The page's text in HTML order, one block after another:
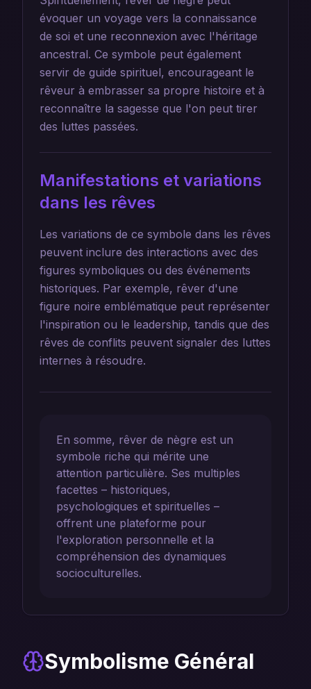
évoquer un voyage vers la connaissance
de soi et une reconnexion avec l'héritage
ancestral. Ce symbole peut également
servir de guide spirituel, encourageant le
rêveur à embrasser sa propre histoire et à
reconnaître la sagesse que l'on peut tirer
des luttes passées.
Manifestations et variations
dans les rêves
Les variations de ce symbole dans les rêves
peuvent inclure des interactions avec des
figures symboliques ou des événements
historiques. Par exemple, rêver d'une
figure noire emblématique peut représenter
l'inspiration ou le leadership, tandis que des
rêves de conflits peuvent signaler des luttes
internes à résoudre.
En somme, rêver de nègre est un
symbole riche qui mérite une
attention particulière. Ses multiples
facettes – historiques,
psychologiques et spirituelles –
offrent une plateforme pour
l'exploration personnelle et la
compréhension des dynamiques
socioculturelles.
Symbolisme Général